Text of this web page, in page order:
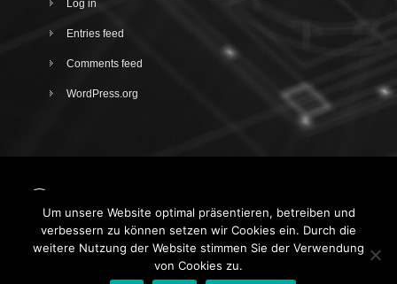
Log in
Entries feed
Comments feed
WordPress.org
Facebook
AGB
Um unsere Website optimal präsentieren, betreiben und
verbessern zu können setzen wir Cookies ein. Durch die
weitere Nutzung der Website stimmen Sie der Verwendung
von Cookies zu.